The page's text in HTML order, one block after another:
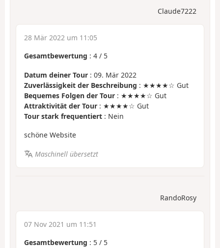
Claude7222
28 Mär 2022 um 11:05
Gesamtbewertung : 4 / 5
Datum deiner Tour : 09. Mär 2022
Zuverlässigkeit der Beschreibung : ★★★★☆ Gut
Bequemes Folgen der Tour : ★★★★☆ Gut
Attraktivität der Tour : ★★★★☆ Gut
Tour stark frequentiert : Nein
schöne Website
Maschinell übersetzt
RandoRosy
07 Nov 2021 um 11:51
Gesamtbewertung : 5 / 5